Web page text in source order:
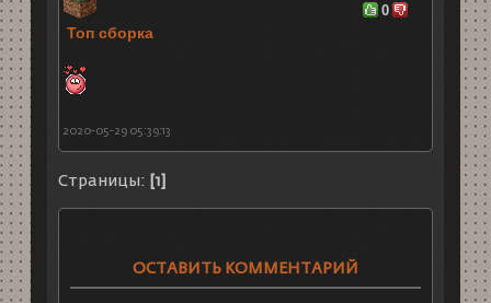
Топ сборка
2020-05-29 05:39:13
0
Страницы: [1]
ОСТАВИТЬ КОММЕНТАРИЙ